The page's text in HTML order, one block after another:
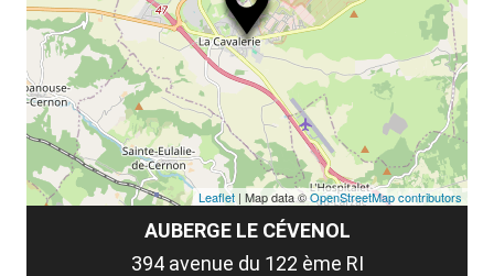
et
AUBERGE LE CÉVENOL
394 avenue du 122 ème RI
Leaflet | Map data ©OpenStreetMap contributors